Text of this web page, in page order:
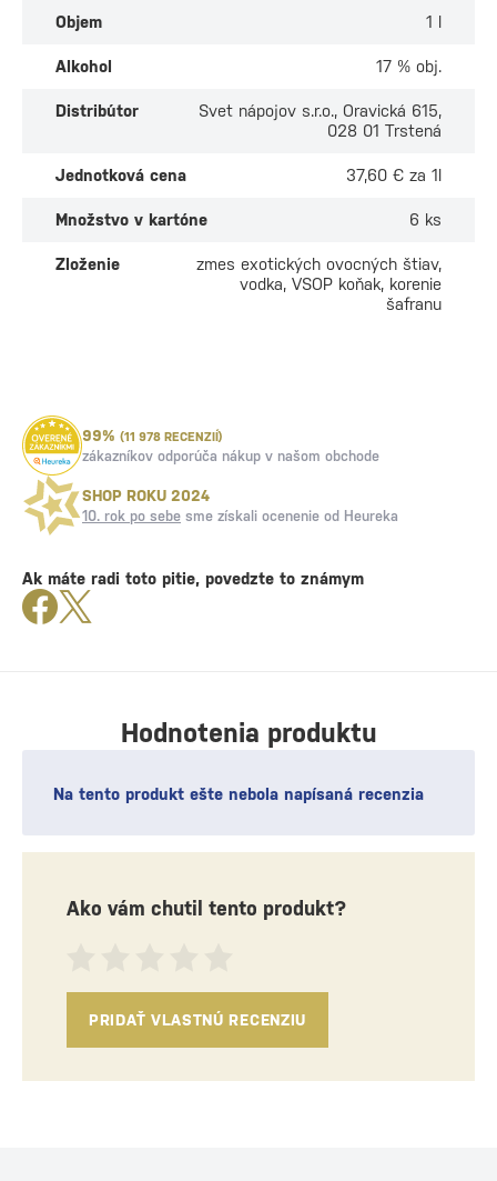
Objem 1 l
Alkohol 17 % obj.
Distribútor
Svet nápojov s.r.o., Oravická 615,
028 01 Trstená
Jednotková cena 37,60 € za 1l
Množstvo v kartóne 6 ks
Zloženie
zmes exotických ovocných štiav,
vodka, VSOP koňak, korenie
šafranu
Hodnotenia produktu
Na tento produkt ešte nebola napísaná recenzia
Ako vám chutil tento produkt?
PRIDAŤ VLASTNÚ RECENZIU
99% (11 978 RECENZIÍ)
zákazníkov odporúča nákup v našom obchode
SHOP ROKU 2024
10. rok po sebe sme získali ocenenie od Heureka
Ak máte radi toto pitie, povedzte to známym